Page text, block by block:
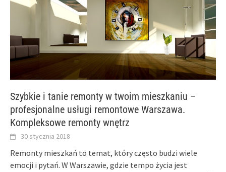
Szybkie i tanie remonty w twoim mieszkaniu –
profesjonalne usługi remontowe Warszawa.
Kompleksowe remonty wnętrz
30 stycznia 2018
Remonty mieszkań to temat, który często budzi wiele
emocji i pytań. W Warszawie, gdzie tempo życia jest